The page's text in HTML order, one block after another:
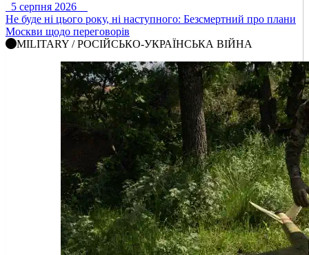
5 серпня 2026
Не буде ні цього року, ні наступного: Безсмертний про плани
Москви щодо переговорів
MILITARY / РОСІЙСЬКО-УКРАЇНСЬКА ВІЙНА